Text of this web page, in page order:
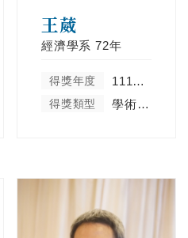
王葳
經濟學系 72年
得獎年度 111學年度
得獎類型 學術卓越類